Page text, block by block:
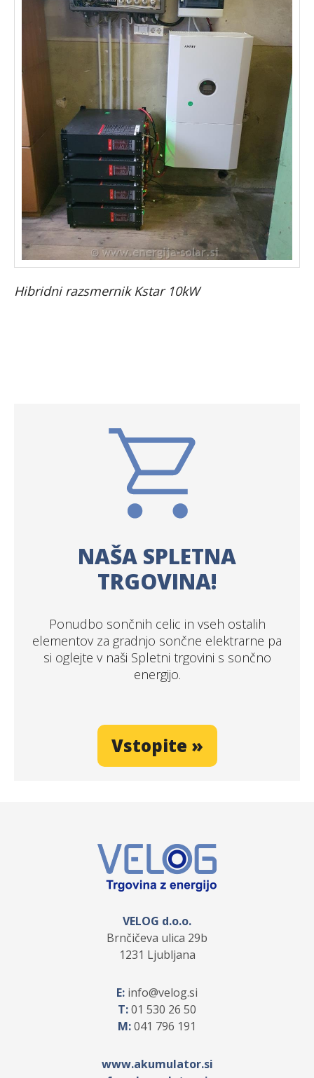
Hibridni razsmernik Kstar 10kW
NAŠA SPLETNA
TRGOVINA!
Ponudbo sončnih celic in vseh ostalih
elementov za gradnjo sončne elektrarne pa
si oglejte v naši Spletni trgovini s sončno
energijo.
Vstopite »
VELOG d.o.o.
Brnčičeva ulica 29b
1231 Ljubljana
E: info
velog.si
T:01 530 26 50
M:041 796 191
www.akumulator.si